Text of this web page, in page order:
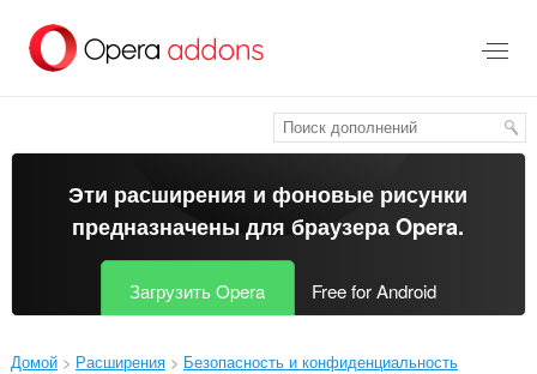
перейти
Эти расширения и фоновые рисунки
предназначены длябраузера Opera.
Загрузить Opera Free for Android
Домой Расширения
Безопасность и конфиденциальность